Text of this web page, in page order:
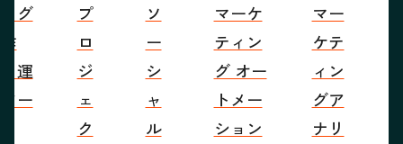
グ
運
ー
プ
ロ
ジ
ェ
ク
ソ
ー
シ
ャ
ル
マーケ
ティン
グ オー
トメー
ション
マー
ケテ
ィン
グア
ナリ